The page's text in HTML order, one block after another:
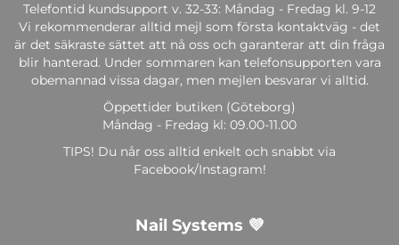
Telefontid kundsupport v. 32-33: Måndag - Fredag kl. 9-12
Vi rekommenderar alltid mejl som första kontaktväg - det
är det säkraste sättet att nå oss och garanterar att din fråga
blir hanterad. Under sommaren kan telefonsupporten vara
obemannad vissa dagar, men mejlen besvarar vi alltid.
Öppettider butiken (Göteborg)
Måndag - Fredag kl: 09.00-11.00
TIPS! Du når oss alltid enkelt och snabbt via
Facebook/Instagram!
Nail Systems 💜